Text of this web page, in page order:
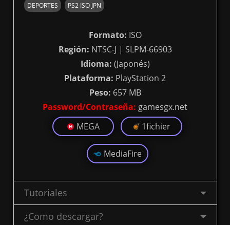
DEPORTES PS2 ISO JPN
Formato: ISO
Región: NTSC-J | SLPM-66903
Idioma: (Japonés)
Plataforma: PlayStation 2
Peso: 657 MB
Password/Contraseña: gamesgx.net
MEGA
1fichier
MediaFire
Tutoriales
¿Como descargar?